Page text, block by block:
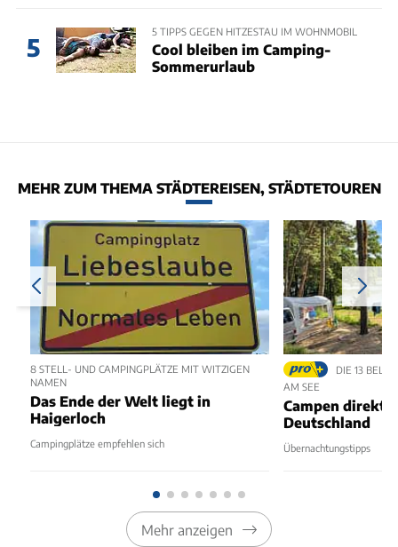
5
5 TIPPS GEGEN HITZESTAU IM WOHNMOBIL
Cool bleiben im Camping-
Sommerurlaub
MEHR ZUM THEMA STÄDTEREISEN, STÄDTETOUREN
8 STELL- UND CAMPINGPLÄTZE MIT WITZIGEN
NAMEN
Das Ende der Welt liegt in
Haigerloch
Campingplätze empfehlen sich
DIE 13
AM SEE
Campen direkt
Deutschland
Übernachtungstipps
Mehr anzeigen